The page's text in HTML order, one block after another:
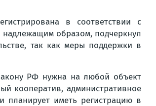
в соответствии с
надлежащим образом, подчеркнул
так как меры поддержки в
РФ нужна на любой объект
кооператив, административное
иметь регистрацию в